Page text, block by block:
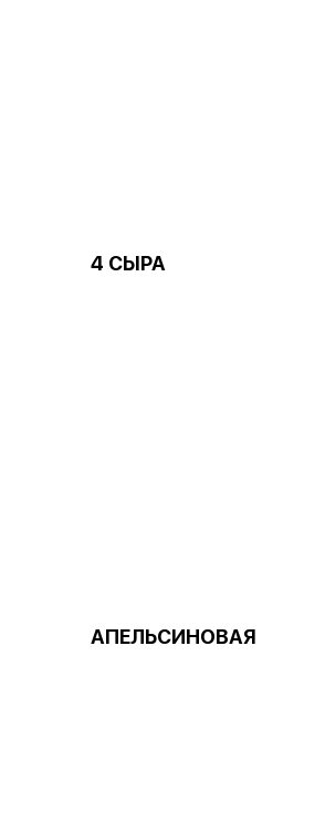
4 СЫРА
АПЕЛЬСИНОВАЯ